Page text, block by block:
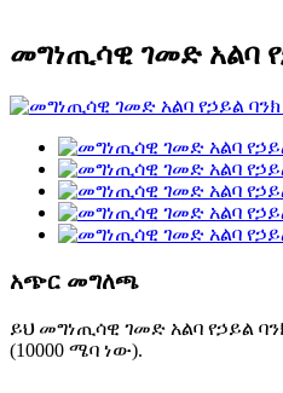
መግነጢሳዊ ገመድ አልባ
አጭር መግለጫ
ይህ መግነጢሳዊ ገመድ አልባ የኃይል
(10000 ሜባ ነው).